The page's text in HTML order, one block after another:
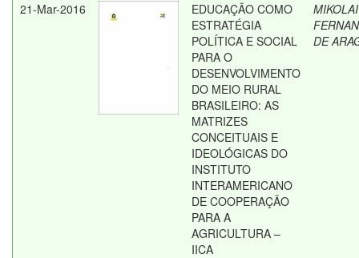
21-Mar-2016
EDUCAÇÃO COMO
ESTRATÉGIA
POLÍTICA E SOCIAL
PARA O
DESENVOLVIMENTO
DO MEIO RURAL
BRASILEIRO: AS
MATRIZES
CONCEITUAIS E
IDEOLÓGICAS DO
INSTITUTO
INTERAMERICANO
DE COOPERAÇÃO
PARA A
AGRICULTURA –
IICA
DE